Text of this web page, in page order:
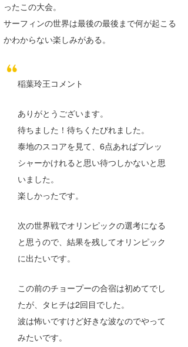
ったこの大会。
サーフィンの世界は最後の最後まで何が起こる
かわからない楽しみがある。
稲葉玲王コメント
ありがとうございます。
待ちました！待ちくたびれました。
泰地のスコアを見て、6点あればプレッ
シャーかけれると思い待つしかないと思
いました。
楽しかったです。
次の世界戦でオリンピックの選考になる
と思うので、結果を残してオリンピック
に出たいです。
この前のチョープーの合宿は初めてでし
たが、タヒチは2回目でした。
波は怖いですけど好きな波なのでやって
みたいです。